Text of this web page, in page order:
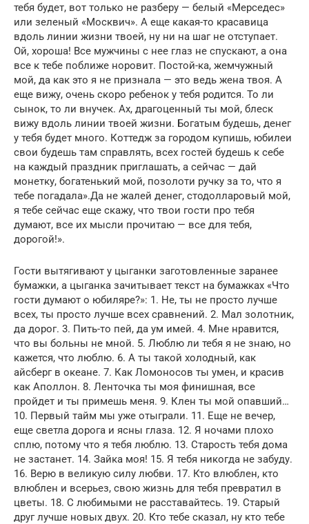
тебя будет, вот только не разберу — белый «Мерседес»
или зеленый «Москвич». А еще какая-то красавица
вдоль линии жизни твоей, ну ни на шаг не отступает.
Ой, хороша! Все мужчины с нее глаз не спускают, а она
все к тебе поближе норовит. Постой-ка, жемчужный
мой, да как это я не признала — это ведь жена твоя. А
еще вижу, очень скоро ребенок у тебя родится. То ли
сынок, то ли внучек. Ах, драгоценный ты мой, блеск
вижу вдоль линии твоей жизни. Богатым будешь, денег
у тебя будет много. Коттедж за городом купишь, юбилеи
свои будешь там справлять, всех гостей будешь к себе
на каждый праздник приглашать, а сейчас — дай
монетку, богатенький мой, позолоти ручку за то, что я
тебе погадала».Да не жалей денег, стодолларовый мой,
я тебе сейчас еще скажу, что твои гости про тебя
думают, все их мысли прочитаю — все для тебя,
дорогой!».
Гости вытягивают у цыганки заготовленные заранее
бумажки, а цыганка зачитывает текст на бумажках «Что
гости думают о юбиляре?»: 1. Не, ты не просто лучше
всех, ты просто лучше всех сравнений. 2. Мал золотник,
да дорог. 3. Пить-то пей, да ум имей. 4. Мне нравится,
что вы больны не мной. 5. Люблю ли тебя я не знаю, но
кажется, что люблю. 6. А ты такой холодный, как
айсберг в океане. 7. Как Ломоносов ты умен, и красив
как Аполлон. 8. Ленточка ты моя финишная, все
пройдет и ты примешь меня. 9. Клен ты мой опавший…
10. Первый тайм мы уже отыграли. 11. Еще не вечер,
еще светла дорога и ясны глаза. 12. Я ночами плохо
сплю, потому что я тебя люблю. 13. Старость тебя дома
не застанет. 14. Зайка моя! 15. Я тебя никогда не забуду.
16. Верю в великую силу любви. 17. Кто влюблен, кто
влюблен и всерьез, свою жизнь для тебя превратил в
цветы. 18. С любимыми не расставайтесь. 19. Старый
друг лучше новых двух. 20. Кто тебе сказал, ну кто тебе